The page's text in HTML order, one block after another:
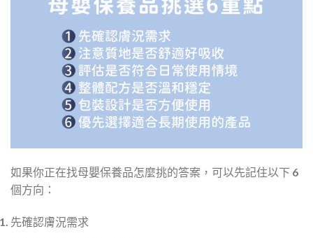
如果你正在找母嬰保養品怎麼挑的答案，可以先記住以下 6
個方向：
先確認膚況需求